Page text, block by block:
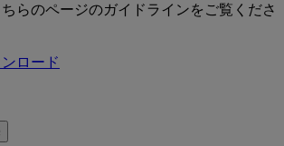
らのページのガイドラインをご覧くださ
ロード